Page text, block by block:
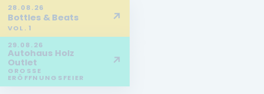
28.08.26
Bottles & Beats
VOL. 1
↗
29.08.26
Autohaus Holz
Outlet
GROSSE E
RÖFFNUNGSFEIER
↗